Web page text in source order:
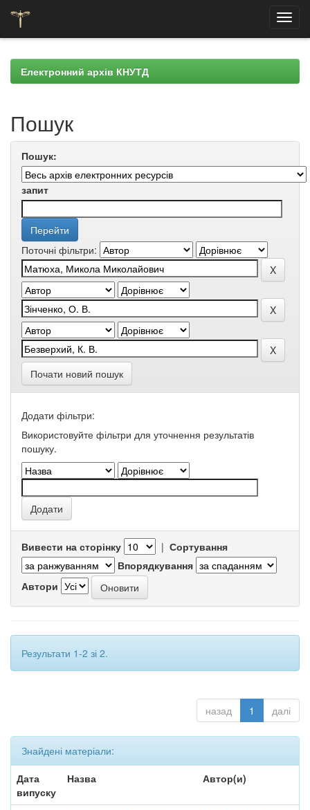
navigationЕлектронний архів КНУТД
Пошук
Пошук:
запит
Поточні фільтри:
Почати новий пошук
Додати фільтри:
Використовуйте фільтри для уточнення результатів
пошуку.
Вивести на сторінку | Сортування
Впорядкування
Автори
Результати 1-2 зі 2.
назад 1 далі
Знайдені матеріали:
Дата
випуску
Назва Автор(и)